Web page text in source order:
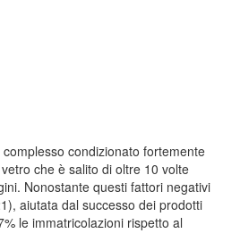
condizionato fortemente
che è salito di oltre 10 volte
Nonostante questi fattori negativi
aiutata dal successo dei prodotti
le immatricolazioni rispetto al